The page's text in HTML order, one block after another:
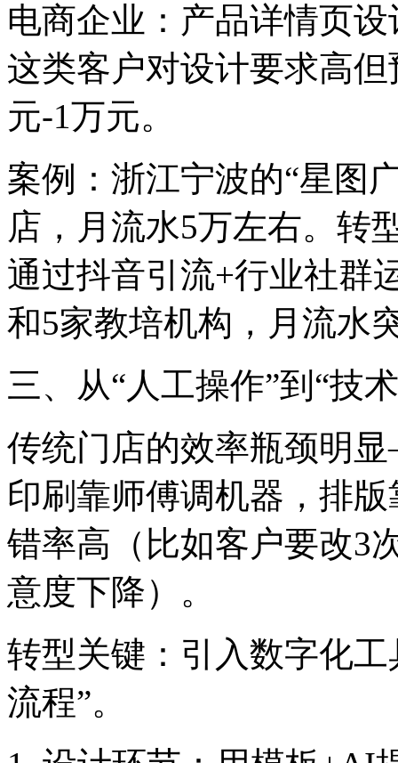
电商企业：产品详情页
这类客户对设计要求高
元-1万元。
案例：浙江宁波的“星图
店，月流水5万左右。转
通过抖音引流+行业社群
和5家教培机构，月流水
三、从“人工操作”到“技
传统门店的效率瓶颈明
印刷靠师傅调机器，排
错率高（比如客户要改3
意度下降）。
转型关键：引入数字化
流程”。